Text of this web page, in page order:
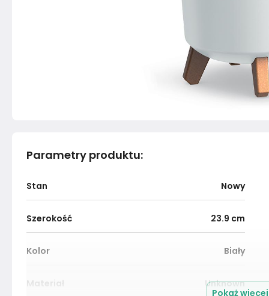
Parametry produktu:
Stan Nowy
Szerokość 23.9 cm
Kolor Biały
Materiał Unknown
Pokaż